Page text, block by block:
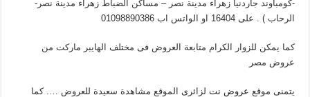
-كومباوند جاردنيا زهراء مدينة نصر – مساكن الضباط زهراء مدينة نصر-
الرحاب ) . على 16404 او الواتس اب 01098890386
كما يمكن للزوار الكرام متابعة العروض فى مختلف الهايبر ماركت من
عروض مصر
يتمنى موقع عروض نتلزائرى الموقع مشاهدة سعيدة للعروض …. كما